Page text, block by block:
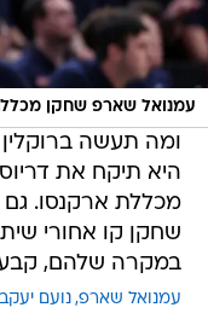
עמנואל שארפ שחקן מכללת
היא תיקח את
מכללת ארקנסו. גם
שחקן קו אחורי
במקרה שלהם, קבעו
עמנואל שארפ נועם יעקב